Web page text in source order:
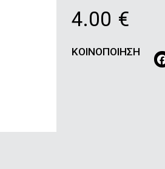
4.00 €
ΚΟΙΝΟΠΟΙΗΣΗ